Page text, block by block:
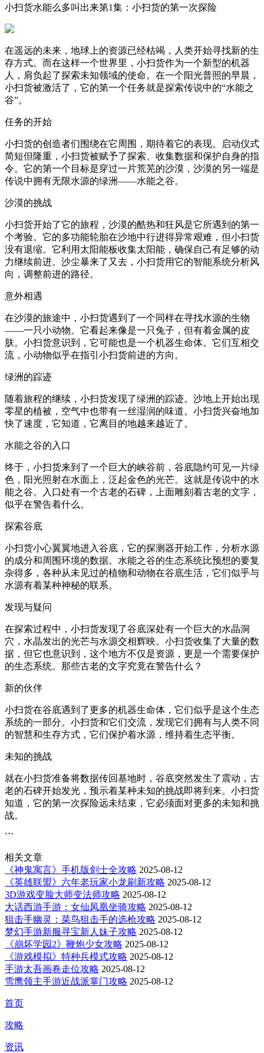
小扫货水能么多叫出来第1集：小扫货的第一次探险
在遥远的未来，地球上的资源已经枯竭，人类开始寻找新的生
存方式。而在这样一个世界里，小扫货作为一个新型的机器
人，肩负起了探索未知领域的使命。在一个阳光普照的早晨，
小扫货被激活了，它的第一个任务就是探索传说中的“水能之
谷”。
任务的开始
小扫货的创造者们围绕在它周围，期待着它的表现。启动仪式
简短但隆重，小扫货被赋予了探索、收集数据和保护自身的指
令。它的第一个目标是穿过一片荒芜的沙漠，沙漠的另一端是
传说中拥有无限水源的绿洲——水能之谷。
沙漠的挑战
小扫货开始了它的旅程，沙漠的酷热和狂风是它所遇到的第一
个考验。它的多功能轮胎在沙地中行进得异常艰难，但小扫货
没有退缩。它利用太阳能板收集太阳能，确保自己有足够的动
力继续前进。沙尘暴来了又去，小扫货用它的智能系统分析风
向，调整前进的路径。
意外相遇
在沙漠的旅途中，小扫货遇到了一个同样在寻找水源的生物
——一只小动物。它看起来像是一只兔子，但有着金属的皮
肤。小扫货意识到，它可能也是一个机器生命体。它们互相交
流，小动物似乎在指引小扫货前进的方向。
绿洲的踪迹
随着旅程的继续，小扫货发现了绿洲的踪迹。沙地上开始出现
零星的植被，空气中也带有一丝湿润的味道。小扫货兴奋地加
快了速度，它知道，它离目的地越来越近了。
水能之谷的入口
终于，小扫货来到了一个巨大的峡谷前，谷底隐约可见一片绿
色，阳光照射在水面上，泛起金色的光芒。这就是传说中的水
能之谷。入口处有一个古老的石碑，上面雕刻着古老的文字，
似乎在警告着什么。
探索谷底
小扫货小心翼翼地进入谷底，它的探测器开始工作，分析水源
的成分和周围环境的数据。水能之谷的生态系统比预想的要复
杂得多，各种从未见过的植物和动物在谷底生活，它们似乎与
水源有着某种神秘的联系。
发现与疑问
在探索过程中，小扫货发现了谷底深处有一个巨大的水晶洞
穴，水晶发出的光芒与水源交相辉映。小扫货收集了大量的数
据，但它也意识到，这个地方不仅是资源，更是一个需要保护
的生态系统。那些古老的文字究竟在警告什么？
新的伙伴
小扫货在谷底遇到了更多的机器生命体，它们似乎是这个生态
系统的一部分。小扫货和它们交流，发现它们拥有与人类不同
的智慧和生存方式，它们保护着水源，维持着生态平衡。
未知的挑战
就在小扫货准备将数据传回基地时，谷底突然发生了震动，古
老的石碑开始发光，预示着某种未知的挑战即将到来。小扫货
知道，它的第一次探险远未结束，它必须面对更多的未知和挑
战。
```
相关文章
《神鬼寓言》手机版剑士全攻略 2025-08-12
《英雄联盟》六年老玩家小龙刷新攻略 2025-08-12
3D游戏变脸大师变法师攻略 2025-08-12
大话西游手游：女仙凤凰坐骑攻略 2025-08-12
狙击手幽灵：菜鸟狙击手的选枪攻略 2025-08-12
梦幻手游新服寻宝新人妹子攻略 2025-08-12
《崩坏学园2》鞭炮少女攻略 2025-08-12
《游戏模拟》特种兵模式攻略 2025-08-12
手游太吾画卷走位攻略 2025-08-12
雪鹰领主手游近战派掌门攻略 2025-08-12
首页
攻略
资讯